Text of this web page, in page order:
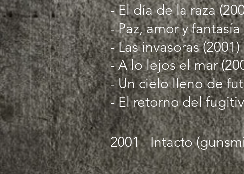
- El día de la raza
- Paz, amor y
- Las invasoras
- A lo lejos el mar
- Un cielo lleno de
- El retorno del
2001Intacto